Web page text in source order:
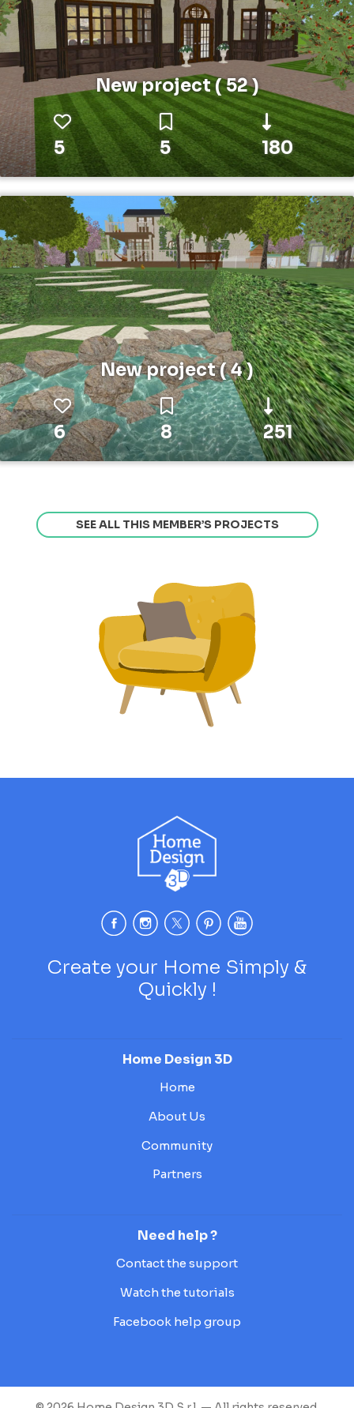
New project ( 52 )
5 5 180
New project ( 4 )
6 8 251
SEE ALL THIS MEMBER’S PROJECTS
Create your Home Simply &
Quickly !
Home Design 3D
Home
About Us
Community
Partners
Need help ?
Contact the support
Watch the tutorials
Facebook help group